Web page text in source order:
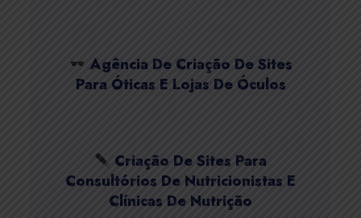
Agência De Criação De Sites
Para Óticas E Lojas De Óculos
Criação De Sites Para
Consultórios De Nutricionistas E
Clínicas De Nutrição